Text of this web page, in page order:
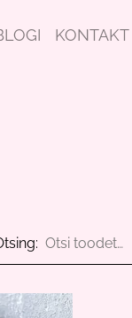
KONTAKT